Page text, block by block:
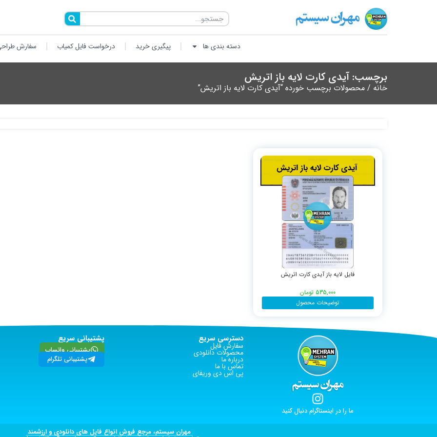
دسته بندی ها پیگیری خرید درخواست فایل کمیاب سفارش
برچسب: آیدی کارت لایه باز اتریش
خانه / محصولات برچسب خورده “آیدی کارت لایه باز اتریش”
فایل لایه باز آیدی کارت اتریش
535,000 تومان
توضیحات محصول
ما را در اینستاگرام دنبال کنید
دسترسی سریع
سفارش فایل
محصولات دانلودی
درباره ما
تماس با ما
پی اس دی وریفای
پشتیبانی سریع
پشتیبانی واتساپ
پشتیبانی تلگرام
مهران سیستم، مرجع فروش انواع فایل های دانلودی و ارزشمند